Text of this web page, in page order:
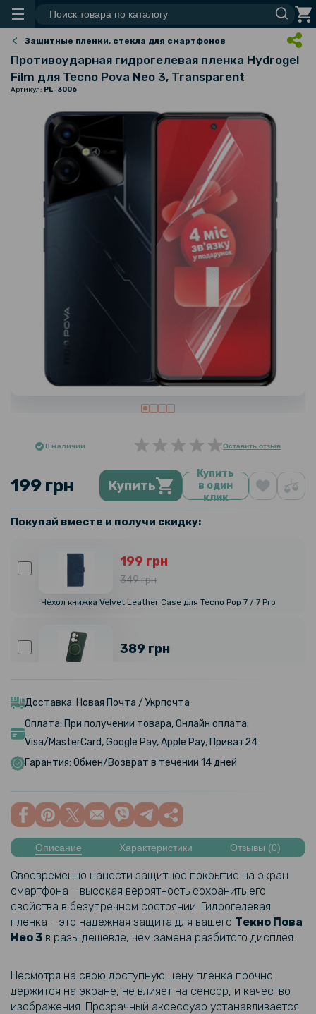
Защитные пленки, стекла для смартфонов
Противоударная гидрогелевая пленка Hydrogel
Film для Tecno Pova Neo 3, Transparent
Артикул: PL-3006
В наличии Оставить отзыв
199 грн Купить
Купить
в один
клик
Покупай вместе и получи скидку:
199 грн
349 грн
Чехол книжка Velvet Leather Case для Tecno Pop 7 / 7 Pro
389 грн
Чехол Velvet Magnetic Ring Case для Oppo Reno 13 5G
259 грн
349 грн
Чехол Velvet Magnetic Ring Case для Realme 13+
179 грн
Прозрачный силиконовый чехол для Tecno Pova 3
152 грн
179 грн
Матовый чехол накладка Silicone Matted для Tecno Pop 7 / Pop 7 Pro
159 грн
Матовый чехол накладка TPU для Tecno Pova Neo 3, Black
Доставка: Новая Почта / Укрпочта
Оплата: При получении товара, Онлайн оплата:
Visa/MasterCard, Google Pay, Apple Pay, Приват24
Гарантия: Обмен/Возврат в течении 14 дней
Описание Характеристики Отзывы (0)
Своевременно нанести защитное покрытие на экран
смартфона - высокая вероятность сохранить его
свойства в безупречном состоянии. Гидрогелевая
пленка - это надежная защита для вашего Текно Пова
Нео 3 в разы дешевле, чем замена разбитого дисплея.
Несмотря на свою доступную цену пленка прочно
держится на экране, не влияет на сенсор, и качество
изображения. Прозрачный аксессуар устанавливается